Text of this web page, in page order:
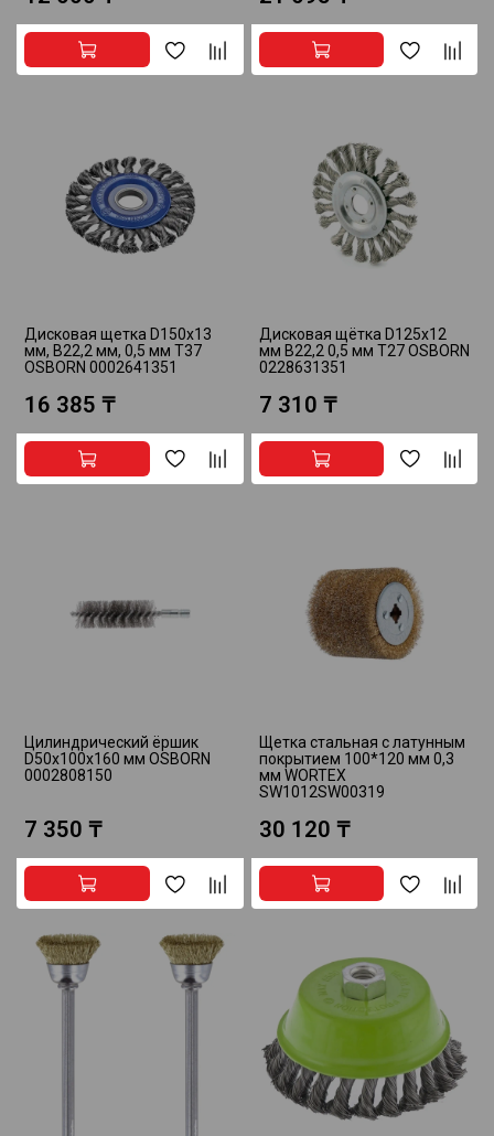
Дисковая щетка D150x13
мм, B22,2 мм, 0,5 мм T37
OSBORN 0002641351
16 385 ₸
Дисковая щётка D125x12
мм B22,2 0,5 мм T27 OSBORN
0228631351
7 310 ₸
Цилиндрический ёршик
D50x100x160 мм OSBORN
0002808150
7 350 ₸
Щетка стальная с латунным
покрытием 100*120 мм 0,3
мм WORTEX
SW1012SW00319
30 120 ₸